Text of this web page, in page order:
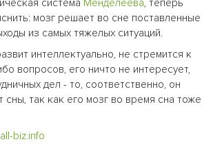
система Менделеева, теперь
мозг решает во сне поставленные
из самых тяжелых ситуаций.
интеллектуально, не стремится к
вопросов, его ничто не интересует,
дел - то, соответственно, он
сны, так как его мозг во время сна тоже
biz.info